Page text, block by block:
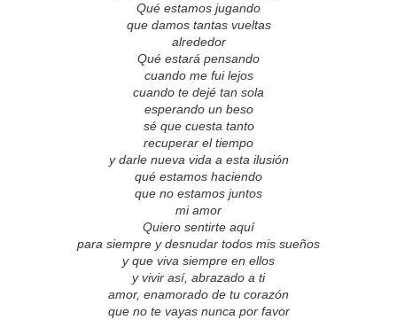
Qué estamos jugando
que damos tantas vueltas
alrededor
Qué estará pensando
cuando me fui lejos
cuando te dejé tan sola
esperando un beso
sé que cuesta tanto
recuperar el tiempo
y darle nueva vida a esta ilusión
qué estamos haciendo
que no estamos juntos
mi amor
Quiero sentirte aquí
para siempre y desnudar todos mis sueños
y que viva siempre en ellos
y vivir así, abrazado a ti
amor, enamorado de tu corazón
que no te vayas nunca por favor